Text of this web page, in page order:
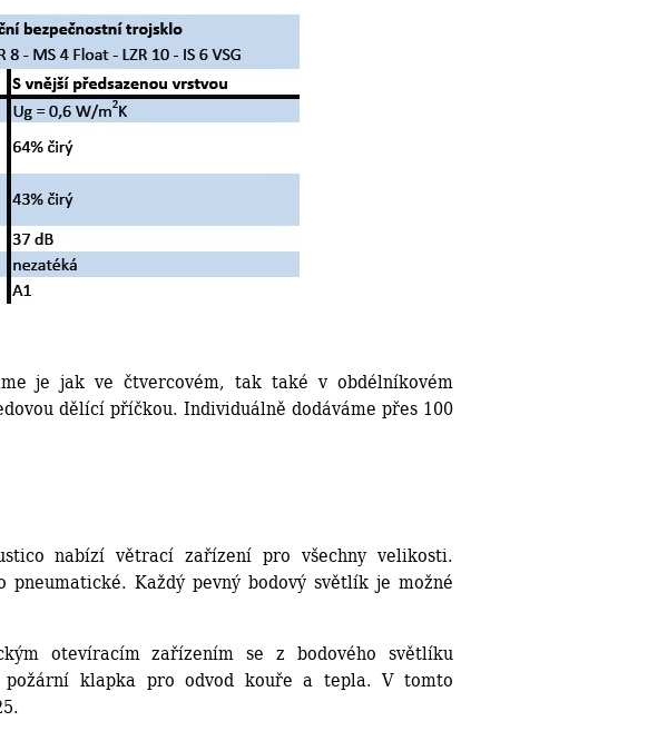
je jak ve čtvercovém, tak také v obdélníkovém
dělící příčkou. Individuálně dodáváme přes 100
nabízí větrací zařízení pro všechny velikosti.
Každý pevný bodový světlík je možné
otevíracím zařízením se z bodového světlíku
požární klapka pro odvod kouře a tepla. V tomto